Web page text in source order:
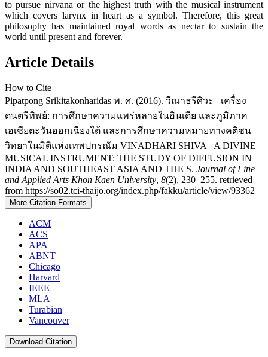
to pursue nirvana or the highest truth with the musical instrument
which covers larynx in heart as a symbol. Therefore, this great
philosophy has maintained royal words as nectar to sustain the
world until present and forever.
Article Details
How to Cite
Pipatpong Srikitakonharidas พ. ศ. (2016). วีณาธรีศิวะ –เครื่อง
ดนตรีทิพย์: การศึกษาความแพร่หลายในอินเดีย และภูมิภาค
เอเชียตะวันออกเฉียงใต้ และการศึกษาความหมายทางคติชน
วิทยาในมิติแห่งเทพปกรณัม VINADHARI SHIVA –A DIVINE
MUSICAL INSTRUMENT: THE STUDY OF DIFFUSION IN
INDIA AND SOUTHEAST ASIA AND THE S. Journal of Fine
and Applied Arts Khon Kaen University, 8(2), 230–255. retrieved
from https://so02.tci-thaijo.org/index.php/fakku/article/view/93362
More Citation Formats
ACM
ACS
APA
ABNT
Chicago
Harvard
IEEE
MLA
Turabian
Vancouver
Download Citation